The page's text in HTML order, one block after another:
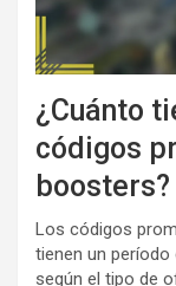
¿Cuánto
códigos
boosters?
Los códigos
tienen un período
según el tipo de